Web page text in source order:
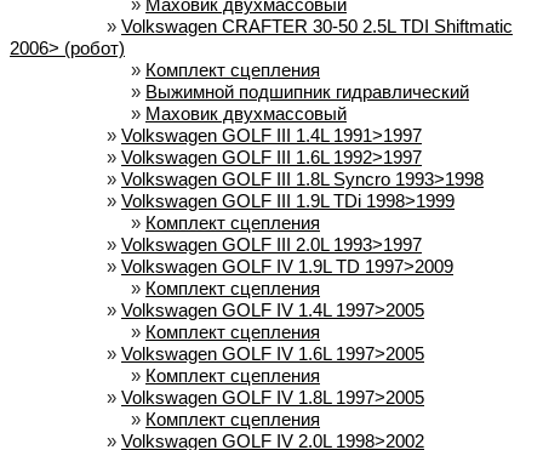
» Volkswagen CRAFTER 30-50 2.5L TDI Shiftmatic
2006> (робот)
» Комплект сцепления
» Выжимной подшипник гидравлический
» Маховик двухмассовый
» Volkswagen GOLF III 1.4L 1991>1997
» Volkswagen GOLF III 1.6L 1992>1997
» Volkswagen GOLF III 1.8L Syncro 1993>1998
» Volkswagen GOLF III 1.9L TDi 1998>1999
» Комплект сцепления
» Volkswagen GOLF III 2.0L 1993>1997
» Volkswagen GOLF IV 1.9L TD 1997>2009
» Комплект сцепления
» Volkswagen GOLF IV 1.4L 1997>2005
» Комплект сцепления
» Volkswagen GOLF IV 1.6L 1997>2005
» Комплект сцепления
» Volkswagen GOLF IV 1.8L 1997>2005
» Комплект сцепления
» Volkswagen GOLF IV 2.0L 1998>2002